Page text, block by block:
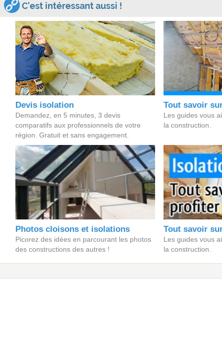
C'est intéressant aussi !
Devis isolation
Demandez, en 5 minutes, 3 devis
comparatifs aux professionnels de votre
région. Gratuit et sans engagement.
Tout savoir
Les guides vous
la construction.
Photos cloisons et isolations
Picorez des idées en parcourant les photos
des constructions des autres !
Tout savoir
Les guides vous
la construction.